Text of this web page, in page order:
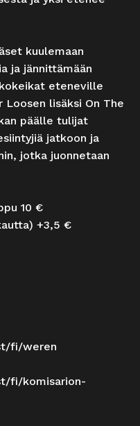
kuulemaan
ja jännittämään
eteneville
lisäksi On The
päälle tulijat
jatkoon ja
jotka juonnetaan
10 €
+3,5 €
fi/weren
fi/komisarion-